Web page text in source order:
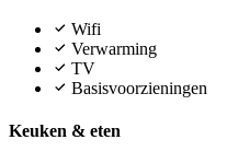
Wifi
Verwarming
TV
Basisvoorzieningen
Keuken & eten